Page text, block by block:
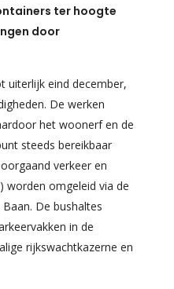
ter hoogte
door
uiterlijk eind december,
De werken
het woonerf en de
steeds bereikbaar
verkeer en
worden omgeleid via de
De bushaltes
in de
rijkswachtkazerne en